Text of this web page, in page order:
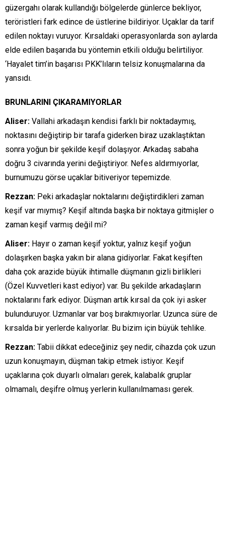
güzergahı olarak kullandığı bölgelerde günlerce bekliyor,
teröristleri fark edince de üstlerine bildiriyor. Uçaklar da tarif
edilen noktayı vuruyor. Kırsaldaki operasyonlarda son aylarda
elde edilen başarıda bu yöntemin etkili olduğu belirtiliyor.
‘Hayalet tim’in başarısı PKK’lıların telsiz konuşmalarına da
yansıdı.
BRUNLARINI ÇIKARAMIYORLAR
Aliser: Vallahi arkadaşın kendisi farklı bir noktadaymış,
noktasını değiştirip bir tarafa giderken biraz uzaklaştıktan
sonra yoğun bir şekilde keşif dolaşıyor. Arkadaş sabaha
doğru 3 civarında yerini değiştiriyor. Nefes aldırmıyorlar,
burnumuzu görse uçaklar bitiveriyor tepemizde.
Rezzan: Peki arkadaşlar noktalarını değiştirdikleri zaman
keşif var mıymış? Keşif altında başka bir noktaya gitmişler o
zaman keşif varmış değil mi?
Aliser: Hayır o zaman keşif yoktur, yalnız keşif yoğun
dolaşırken başka yakın bir alana gidiyorlar. Fakat keşiften
daha çok arazide büyük ihtimalle düşmanın gizli birlikleri
(Özel Kuvvetleri kast ediyor) var. Bu şekilde arkadaşların
noktalarını fark ediyor. Düşman artık kırsal da çok iyi asker
bulunduruyor. Uzmanlar var boş bırakmıyorlar. Uzunca süre de
kırsalda bir yerlerde kalıyorlar. Bu bizim için büyük tehlike.
Rezzan: Tabii dikkat edeceğiniz şey nedir, cihazda çok uzun
uzun konuşmayın, düşman takip etmek istiyor. Keşif
uçaklarına çok duyarlı olmaları gerek, kalabalık gruplar
olmamalı, deşifre olmuş yerlerin kullanılmaması gerek.